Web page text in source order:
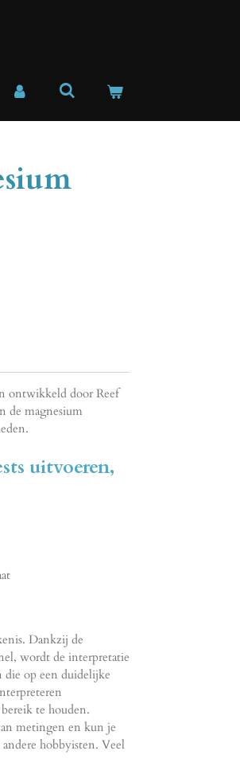
ontwikkeld door Reef
de magnesium
uitvoeren,
Dankzij de
wordt de interpretatie
die op een duidelijke
te houden.
metingen en kun je
hobbyisten. Veel